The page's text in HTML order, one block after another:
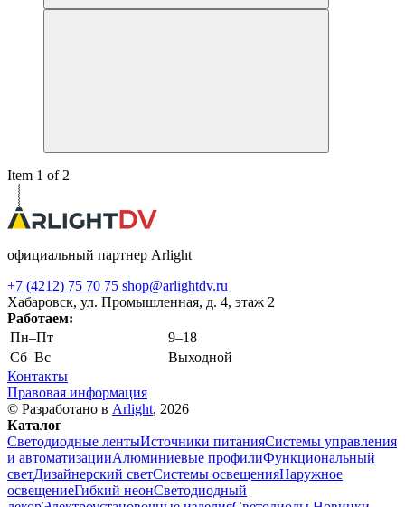
Item 1 of 2
официальный партнер Arlight
+7 (4212) 75 70 75 shop@arlightdv.ru
Хабаровск, ул. Промышленная, д. 4, этаж 2
Работаем:
Пн–Пт
9–18
Cб–Вс
Выходной
Контакты
Правовая информация
© Разработано в Arlight, 2026
Каталог
Светодиодные лентыИсточники питанияСистемы управления
и автоматизацииАлюминиевые профилиФункциональный
светДизайнерский светСистемы освещенияНаружное
освещениеГибкий неонСветодиодный